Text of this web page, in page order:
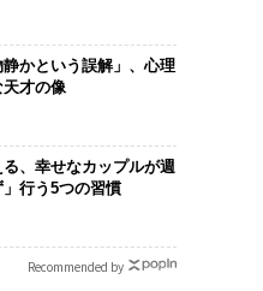
かという誤解」、心理
才の像
、幸せなカップルが週
行う5つの習慣
Recommended by